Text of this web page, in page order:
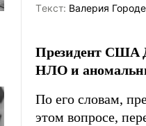
Tекст: Валерия
Президент США
НЛО и
По его словам,
этом вопросе,